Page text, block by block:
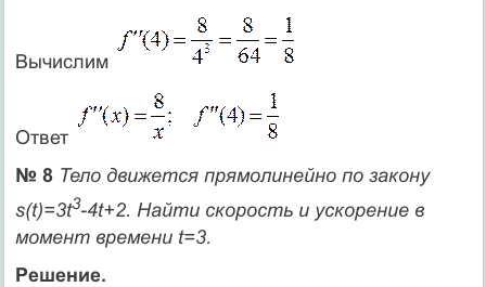
Вычислим
Ответ
№ 8Тело движется прямолинейно по закону
s(t)=3t3-4t+2. Найти скорость и ускорение в
момент времени t=3.
Решение.